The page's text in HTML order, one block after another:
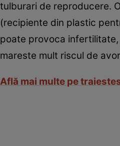
tulburari de reproducere.
(recipiente din plastic
poate provoca
mareste mult riscul de
Află mai multe pe